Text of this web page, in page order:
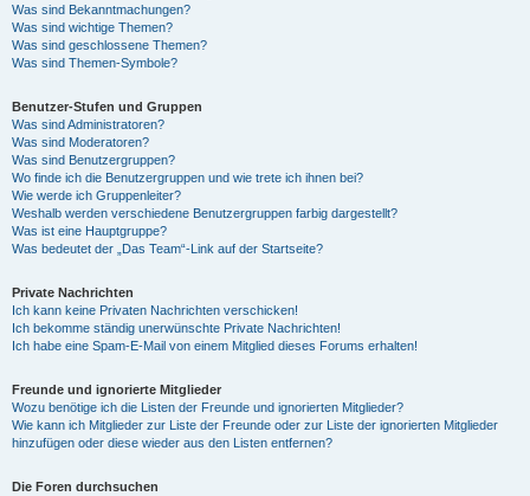
Was sind Bekanntmachungen?
Was sind wichtige Themen?
Was sind geschlossene Themen?
Was sind Themen-Symbole?
Benutzer-Stufen und Gruppen
Was sind Administratoren?
Was sind Moderatoren?
Was sind Benutzergruppen?
Wo finde ich die Benutzergruppen und wie trete ich ihnen bei?
Wie werde ich Gruppenleiter?
Weshalb werden verschiedene Benutzergruppen farbig dargestellt?
Was ist eine Hauptgruppe?
Was bedeutet der „Das Team“-Link auf der Startseite?
Private Nachrichten
Ich kann keine Privaten Nachrichten verschicken!
Ich bekomme ständig unerwünschte Private Nachrichten!
Ich habe eine Spam-E-Mail von einem Mitglied dieses Forums erhalten!
Freunde und ignorierte Mitglieder
Wozu benötige ich die Listen der Freunde und ignorierten Mitglieder?
Wie kann ich Mitglieder zur Liste der Freunde oder zur Liste der ignorierten Mitglieder
hinzufügen oder diese wieder aus den Listen entfernen?
Die Foren durchsuchen